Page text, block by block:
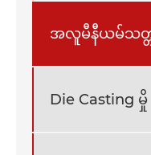
အလူမီနီယမ်သတ္တု
Die Casting မှို